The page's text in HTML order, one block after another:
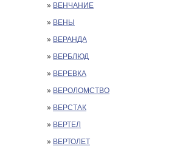
» ВЕНЧАНИЕ
» ВЕНЫ
» ВЕРАНДА
» ВЕРБЛЮД
» ВЕРЕВКА
» ВЕРОЛОМСТВО
» ВЕРСТАК
» ВЕРТЕЛ
» ВЕРТОЛЕТ